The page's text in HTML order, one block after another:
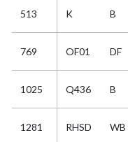
513 K B
769 OF01 DF
1025 Q436 B
1281 RHSD WB